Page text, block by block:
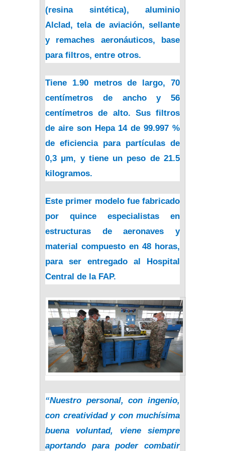
(resina sintética), aluminio
Alclad, tela de aviación, sellante
y remaches aeronáuticos, base
para filtros, entre otros.
Tiene 1.90 metros de largo, 70
centímetros de ancho y 56
centímetros de alto. Sus filtros
de aire son Hepa 14 de 99.997 %
de eficiencia para partículas de
0,3 μm, y tiene un peso de 21.5
kilogramos.
Este primer modelo fue fabricado
por quince especialistas en
estructuras de aeronaves y
material compuesto en 48 horas,
para ser entregado al Hospital
Central de la FAP.
“Nuestro personal, con ingenio,
con creatividad y con muchísima
buena voluntad, viene siempre
aportando para poder combatir